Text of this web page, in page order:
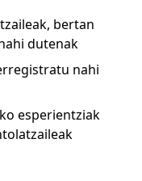
bertan
dutenak
nahi
esperientziak